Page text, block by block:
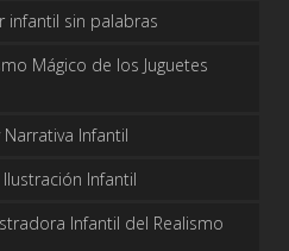
infantil sin palabras
Mágico de los Juguetes
Infantil
Infantil
Infantil del Realismo